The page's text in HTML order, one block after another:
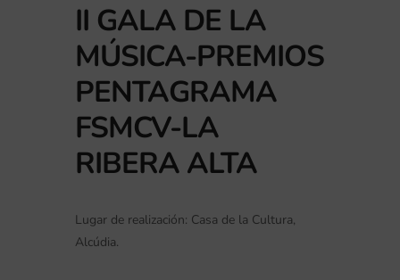
II GALA DE LA
MÚSICA-PREMIOS
PENTAGRAMA
FSMCV-LA
RIBERA ALTA
Lugar de realización: Casa de la Cultura,
Alcúdia.